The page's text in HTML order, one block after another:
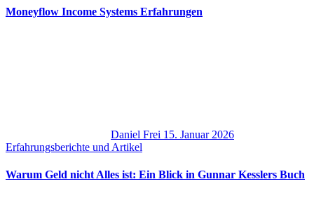
Moneyflow Income Systems Erfahrungen
Daniel Frei 15. Januar 2026
Erfahrungsberichte und Artikel
Warum Geld nicht Alles ist: Ein Blick in Gunnar Kesslers Buch